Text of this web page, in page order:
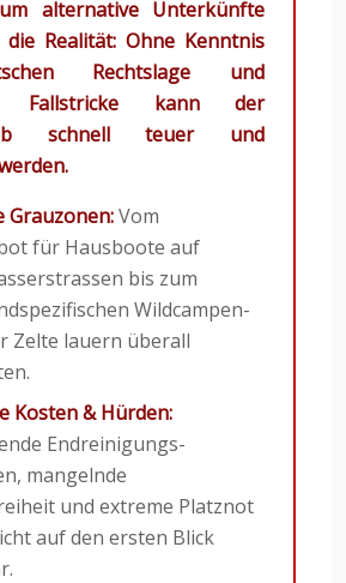
alternative Unterkünfte
die Realität: Ohne Kenntnis
Rechtslage und
Fallstricke kann der
schnell teuer und
Grauzonen:Vom
für Hausboote auf
bis zum
Wildcampen-
Zelte lauern überall
Kosten & Hürden:
Endreinigungs-
mangelnde
und extreme Platznot
auf den ersten Blick